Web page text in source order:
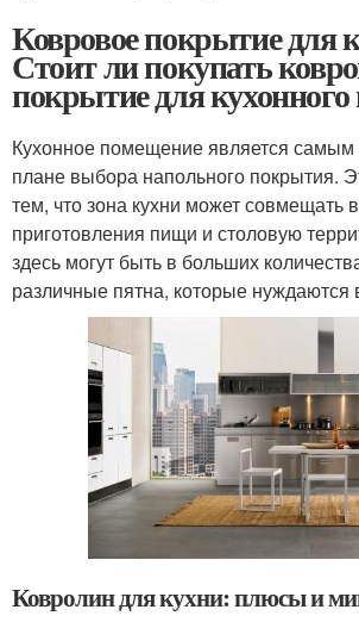
Ковровое покрытие для
Стоит ли покупать
покрытие для кухонного
Кухонное помещение является
плане выбора напольного покрытия.
тем, что зона кухни может совмещать
приготовления пищи и столовую
здесь могут быть в больших
различные пятна, которые нуждаются
Ковролин для кухни: плюсы и